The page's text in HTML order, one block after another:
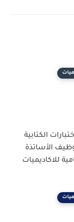
الكتابية
الأساتذة
للاكاديميات